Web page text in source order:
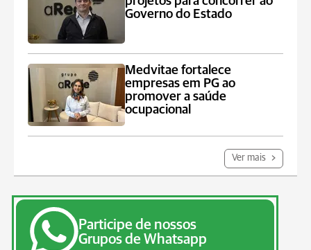
Governo do Estado
Medvitae fortalece
empresas em PG ao
promover a saúde
ocupacional
Ver mais
Participe de nossos
Grupos de Whatsapp